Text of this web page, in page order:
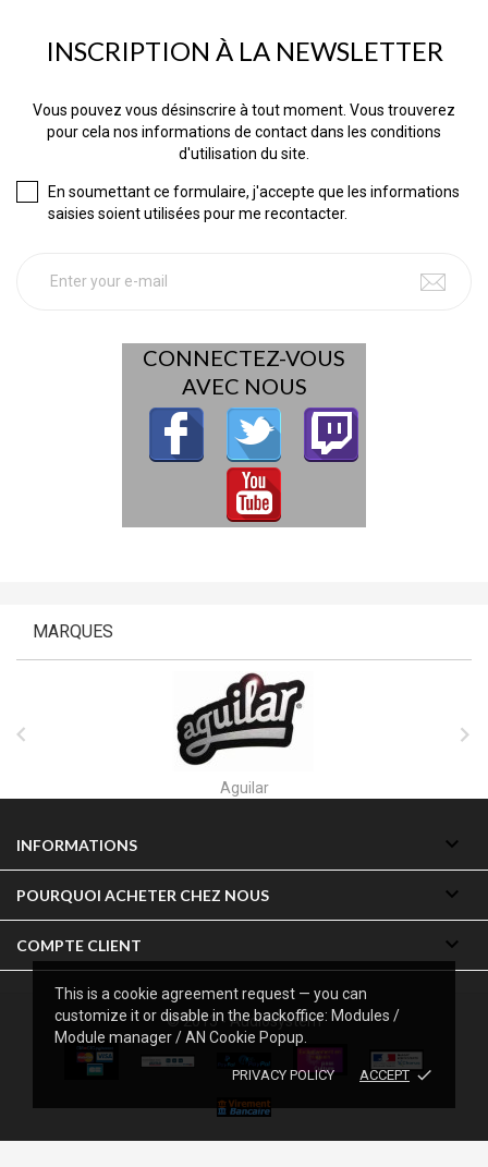
This is a cookie agreement request — you can
customize it or disable in the backoffice: Modules /
Module manager / AN Cookie Popup.
PRIVACY POLICY ACCEPT done
INSCRIPTION À LA NEWSLETTER
Vous pouvez vous désinscrire à tout moment. Vous trouverez
pour cela nos informations de contact dans les conditions
d'utilisation du site.
En soumettant ce formulaire, j'accepte que les informations
saisies soient utilisées pour me recontacter.
CONNECTEZ-VOUS
AVEC NOUS
MARQUES

Akai

INFORMATIONS 
POURQUOI ACHETER CHEZ NOUS 
COMPTE CLIENT 
© 2013 - Audiosystem